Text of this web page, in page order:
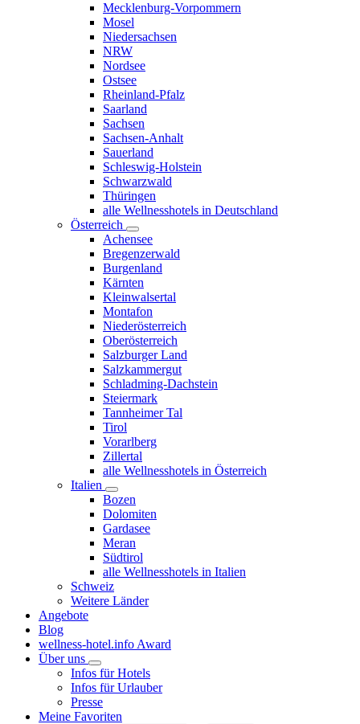
Mecklenburg-Vorpommern
Mosel
Niedersachsen
NRW
Nordsee
Ostsee
Rheinland-Pfalz
Saarland
Sachsen
Sachsen-Anhalt
Sauerland
Schleswig-Holstein
Schwarzwald
Thüringen
alle Wellnesshotels in Deutschland
Österreich
Achensee
Bregenzerwald
Burgenland
Kärnten
Kleinwalsertal
Montafon
Niederösterreich
Oberösterreich
Salzburger Land
Salzkammergut
Schladming-Dachstein
Steiermark
Tannheimer Tal
Tirol
Vorarlberg
Zillertal
alle Wellnesshotels in Österreich
Italien
Bozen
Dolomiten
Gardasee
Meran
Südtirol
alle Wellnesshotels in Italien
Schweiz
Weitere Länder
Angebote
Blog
wellness-hotel.info Award
Über uns
Infos für Hotels
Infos für Urlauber
Presse
Meine Favoriten